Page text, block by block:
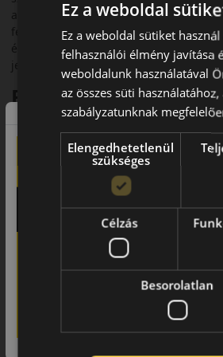
a megbízható téli teljesítménnyel.
fejlett futófelülete biztosítja a stabilitást
élettartamot, miközben biztonságos
jeges és nedves utakon is.
Fő előnyök és
• Kisteherautók és furgonok számára
• Strapabíró, erősített szerkezet
• Megbízható tapadás havas és jeges
• Aquaplaning elleni fokozott védelem
• Gazdaságos, hosszú futásteljesítmény
• Komfortosabb és halkabb futás a
Futófelület és
útviszonyok között
Az Econodrive Winter széles futófelület-
Ez a weboldal
Ez a weboldal sütiket használ
felhasználói élmény javítása
weboldalunk használatával
az összes süti használatához,
szabályzatunknak
Elengedhetetlenül
szükséges
Célzás
Besorolatlan